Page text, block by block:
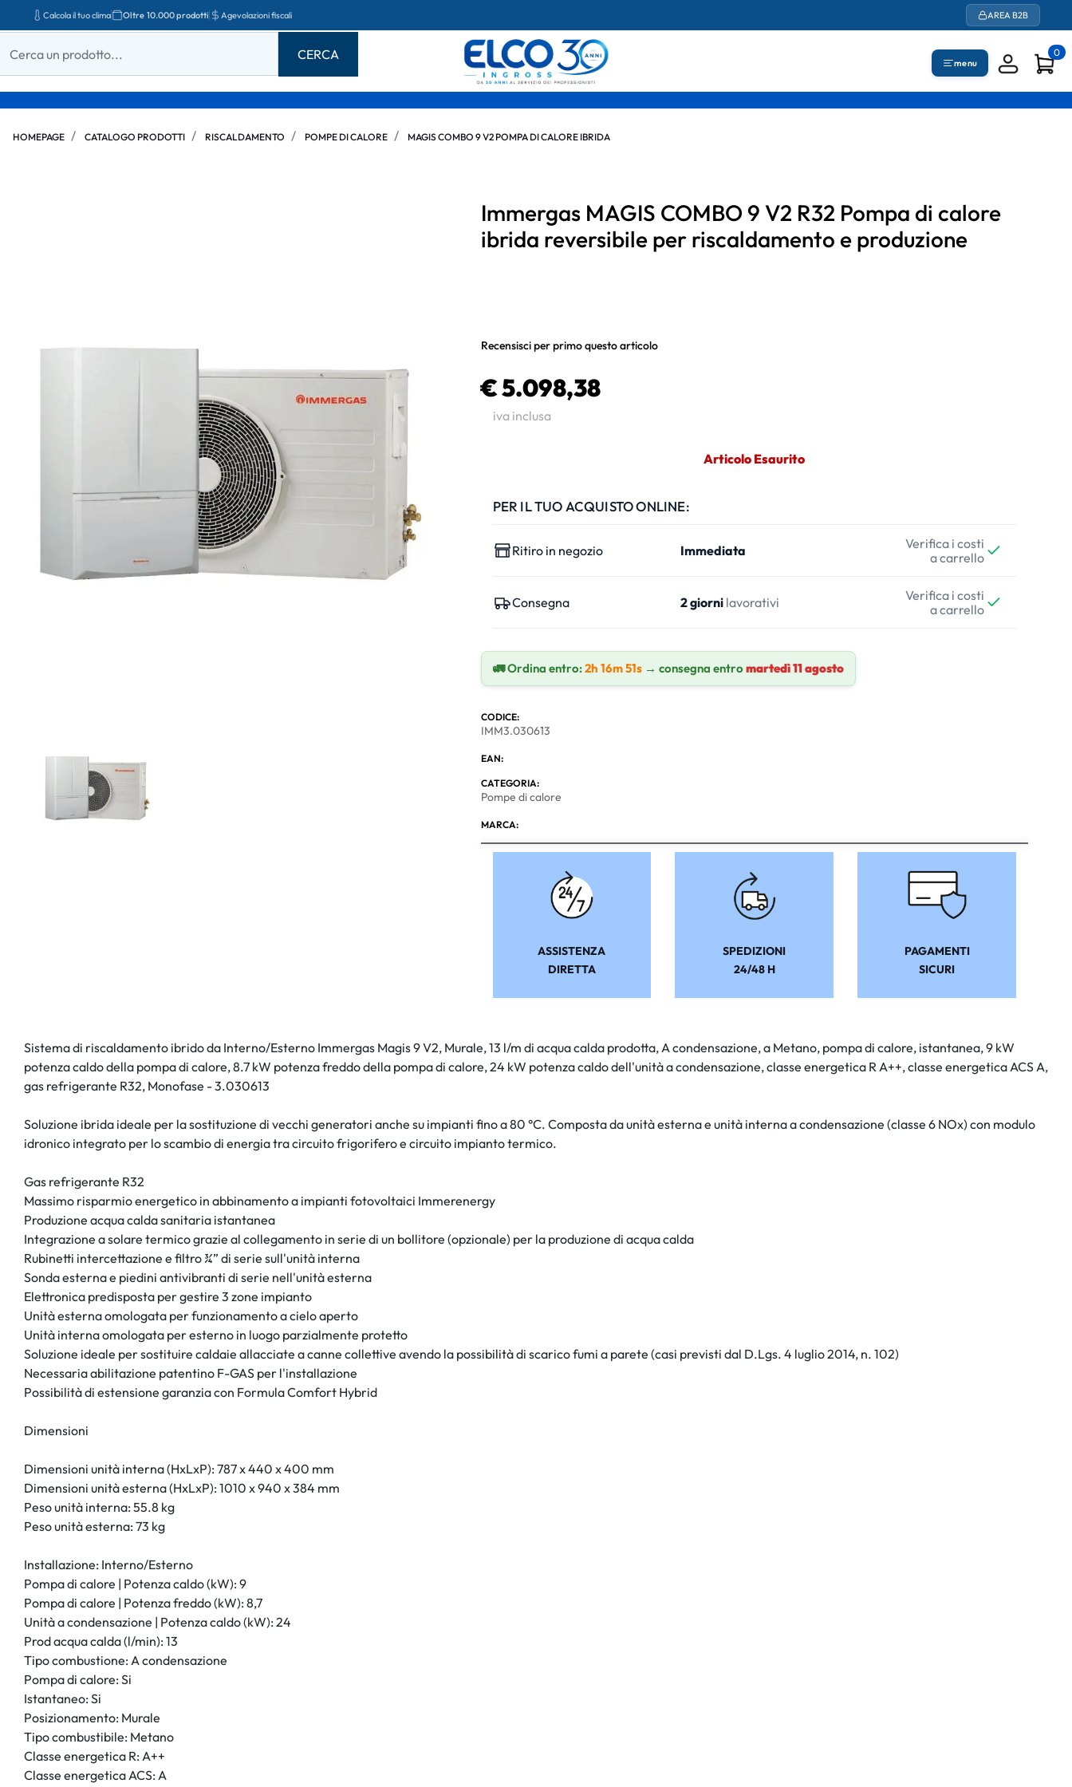
Calcola il tuo clima Oltre 10.000 prodotti Agevolazioni fiscali AREA B2B
menu
0
HOMEPAGE CATALOGO PRODOTTI RISCALDAMENTO POMPE DI CALORE MAGIS COMBO 9 V2 POMPA DI CALORE IBRIDA
Immergas MAGIS COMBO 9 V2 R32 Pompa di calore
ibrida reversibile per riscaldamento e produzione
Recensisci per primo questo articolo
€ 5.098,38
iva inclusa
Articolo Esaurito
PER IL TUO ACQUISTO ONLINE:
Ritiro in negozio Immediata
Verifica i costi
a carrello
Consegna 2 giornilavorativi
Verifica i costi
a carrello
🚛 Ordina entro:2h 16m 50s → consegna entromartedì 11 agosto
CODICE:
IMM3.030613
EAN:
CATEGORIA:
Pompe di calore
MARCA:
ASSISTENZA
DIRETTA
SPEDIZIONI
24/48 H
PAGAMENTI
SICURI
Sistema di riscaldamento ibrido da Interno/Esterno Immergas Magis 9 V2, Murale, 13 l/m di acqua calda prodotta, A condensazione, a Metano, pompa di calore, istantanea, 9 kW
potenza caldo della pompa di calore, 8.7 kW potenza freddo della pompa di calore, 24 kW potenza caldo dell'unità a condensazione, classe energetica R A++, classe energetica ACS A,
gas refrigerante R32, Monofase - 3.030613
Soluzione ibrida ideale per la sostituzione di vecchi generatori anche su impianti fino a 80 °C. Composta da unità esterna e unità interna a condensazione (classe 6 NOx) con modulo
idronico integrato per lo scambio di energia tra circuito frigorifero e circuito impianto termico.
Gas refrigerante R32
Massimo risparmio energetico in abbinamento a impianti fotovoltaici Immerenergy
Produzione acqua calda sanitaria istantanea
Integrazione a solare termico grazie al collegamento in serie di un bollitore (opzionale) per la produzione di acqua calda
Rubinetti intercettazione e filtro ¾” di serie sull'unità interna
Sonda esterna e piedini antivibranti di serie nell'unità esterna
Elettronica predisposta per gestire 3 zone impianto
Unità esterna omologata per funzionamento a cielo aperto
Unità interna omologata per esterno in luogo parzialmente protetto
Soluzione ideale per sostituire caldaie allacciate a canne collettive avendo la possibilità di scarico fumi a parete (casi previsti dal D.Lgs. 4 luglio 2014, n. 102)
Necessaria abilitazione patentino F-GAS per l'installazione
Possibilità di estensione garanzia con Formula Comfort Hybrid
Dimensioni
Dimensioni unità interna (HxLxP): 787 x 440 x 400 mm
Dimensioni unità esterna (HxLxP): 1010 x 940 x 384 mm
Peso unità interna: 55.8 kg
Peso unità esterna: 73 kg
Installazione: Interno/Esterno
Pompa di calore | Potenza caldo (kW): 9
Pompa di calore | Potenza freddo (kW): 8,7
Unità a condensazione | Potenza caldo (kW): 24
Prod acqua calda (l/min): 13
Tipo combustione: A condensazione
Pompa di calore: Si
Istantaneo: Si
Posizionamento: Murale
Tipo combustibile: Metano
Classe energetica R: A++
Classe energetica ACS: A